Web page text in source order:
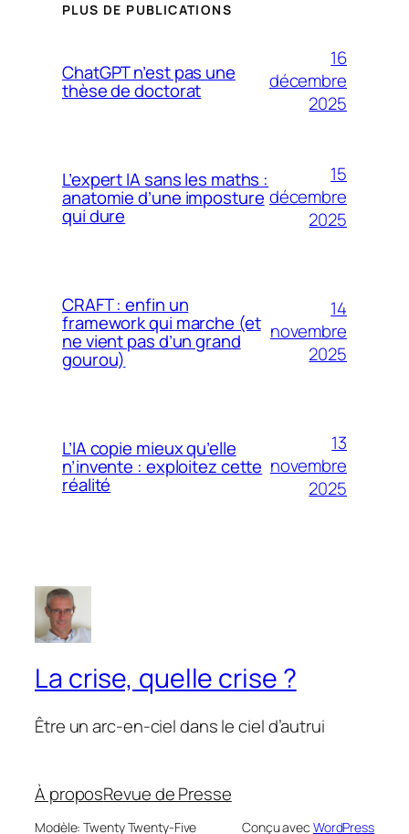
PLUS DE PUBLICATIONS
ChatGPT n’est pas une
thèse de doctorat
16
décembre
2025
L’expert IA sans les maths :
anatomie d’une imposture
qui dure
15
décembre
2025
CRAFT : enfin un
framework qui marche (et
ne vient pas d’un grand
gourou)
14
novembre
2025
L’IA copie mieux qu’elle
n’invente : exploitez cette
réalité
13
novembre
2025
La crise, quelle crise ?
Être un arc-en-ciel dans le ciel d’autrui
À proposRevue de Presse
Modèle: Twenty Twenty-Five Conçu avec WordPress